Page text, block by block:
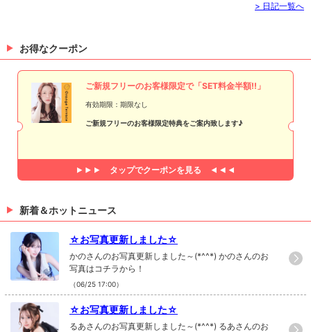
> 日記一覧へ
お得なクーポン
ご新規フリーのお客様限定で「SET料金半額!!」
有効期限：期限なし
ご新規フリーのお客様限定特典をご案内致します♪
タップでクーポンを見る
新着＆ホットニュース
☆お写真更新しました☆
かのさんのお写真更新しました～(*^^*) かのさんのお
写真はコチラから！
（06/25 17:00）
☆お写真更新しました☆
るあさんのお写真更新しました～(*^^*) るあさんのお